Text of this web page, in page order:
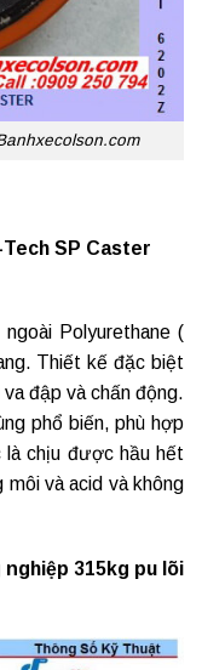
SP Caster
Polyurethane (
Thiết kế đặc biệt
va đập và chấn động.
phổ biến, phù hợp
chịu được hầu hết
và acid và không
315kg pu lõi